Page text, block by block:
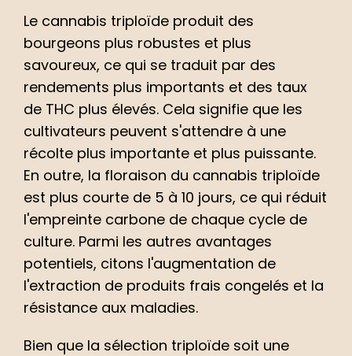
Le cannabis triploïde produit des
bourgeons plus robustes et plus
savoureux, ce qui se traduit par des
rendements plus importants et des taux
de THC plus élevés. Cela signifie que les
cultivateurs peuvent s'attendre à une
récolte plus importante et plus puissante.
En outre, la floraison du cannabis triploïde
est plus courte de 5 à 10 jours, ce qui réduit
l'empreinte carbone de chaque cycle de
culture. Parmi les autres avantages
potentiels, citons l'augmentation de
l'extraction de produits frais congelés et la
résistance aux maladies.
Bien que la sélection triploïde soit une